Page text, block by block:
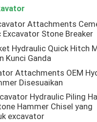
Attachments
Excavator Stone Breaker
Hydraulic Quick Hitch
Kunci Ganda
Attachments OEM
Disesuaikan
Hydraulic Piling
Hammer Chisel yang
excavator